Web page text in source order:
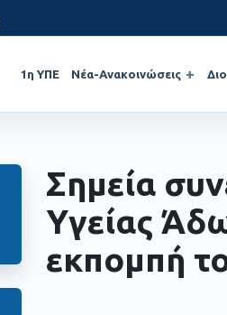
1η ΥΠΕ Νέα-Ανακοινώσεις
Σημεία
Υγείας
εκπομπή